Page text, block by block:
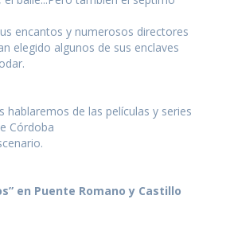
encantos y numerosos directores
elegido algunos de sus enclaves
hablaremos de las películas y series
Córdoba
en Puente Romano y Castillo